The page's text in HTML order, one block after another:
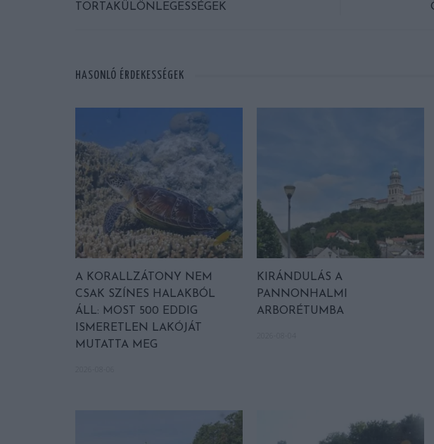
TORTAKÜLÖNLEGESSÉGEK
HASONLÓ ÉRDEKESSÉGEK
A KORALLZÁTONY NEM
CSAK SZÍNES HALAKBÓL
ÁLL: MOST 500 EDDIG
ISMERETLEN LAKÓJÁT
MUTATTA MEG
KIRÁNDULÁS A
PANNONHALMI
ARBORÉTUMBA